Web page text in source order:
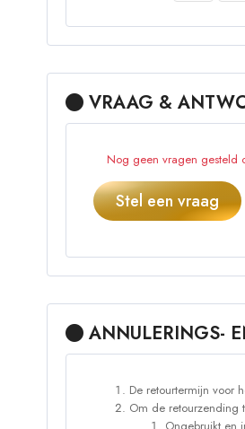
VRAAG &
Nog geen vragen gesteld
Stel een vraag
ANNULERINGS-
De retourtermijn voor
Om de retourzending